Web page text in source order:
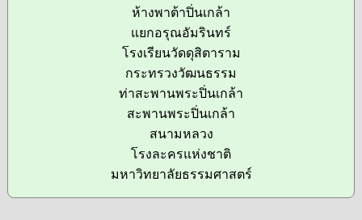
ห้างพาต้าปิ่นเกล้า
แยกอรุณอัมรินทร์
โรงเรียนวัดดุสิตาราม
กระทรวงวัฒนธรรม
ท่าสะพานพระปิ่นเกล้า
สะพานพระปิ่นเกล้า
สนามหลวง
โรงละครแห่งชาติ
มหาวิทยาลัยธรรมศาสตร์